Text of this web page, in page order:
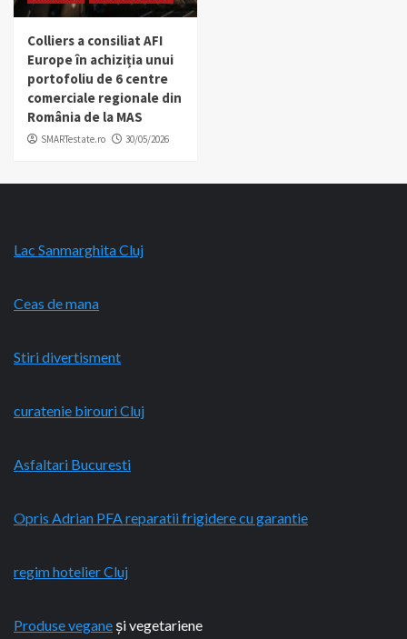
Colliers a consiliat AFI
Europe în achiziția unui
portofoliu de 6 centre
comerciale regionale din
România de la MAS
SMARTestate.ro 30/05/2026
Lac Sanmarghita Cluj
Ceas de mana
Stiri divertisment
curatenie birouri Cluj
Asfaltari Bucuresti
Opris Adrian PFA reparatii frigidere cu garantie
regim hotelier Cluj
Produse vegane și vegetariene